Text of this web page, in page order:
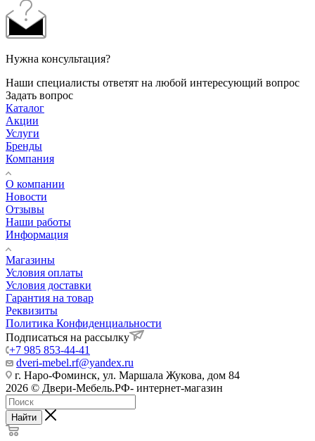
Нужна консультация?
Наши специалисты ответят на любой интересующий вопрос
Задать вопрос
Каталог
Акции
Услуги
Бренды
Компания
О компании
Новости
Отзывы
Наши работы
Информация
Магазины
Условия оплаты
Условия доставки
Гарантия на товар
Реквизиты
Политика Конфиденциальности
Подписаться на рассылку
+7 985 853-44-41
dveri-mebel.rf@yandex.ru
г. Наро-Фоминск, ул. Маршала Жукова, дом 84
2026 © Двери-Мебель.РФ- интернет-магазин
Найти